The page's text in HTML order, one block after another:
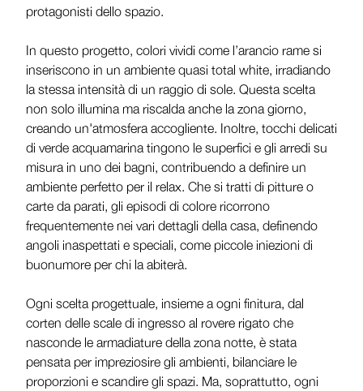
protagonisti dello spazio.
In questo progetto, colori vividi come l’arancio rame si
inseriscono in un ambiente quasi total white, irradiando
la stessa intensità di un raggio di sole. Questa scelta
non solo illumina ma riscalda anche la zona giorno,
creando un'atmosfera accogliente. Inoltre, tocchi delicati
di verde acquamarina tingono le superfici e gli arredi su
misura in uno dei bagni, contribuendo a definire un
ambiente perfetto per il relax. Che si tratti di pitture o
carte da parati, gli episodi di colore ricorrono
frequentemente nei vari dettagli della casa, definendo
angoli inaspettati e speciali, come piccole iniezioni di
buonumore per chi la abiterà.
Ogni scelta progettuale, insieme a ogni finitura, dal
corten delle scale di ingresso al rovere rigato che
nasconde le armadiature della zona notte, è stata
pensata per impreziosire gli ambienti, bilanciare le
proporzioni e scandire gli spazi. Ma, soprattutto, ogni